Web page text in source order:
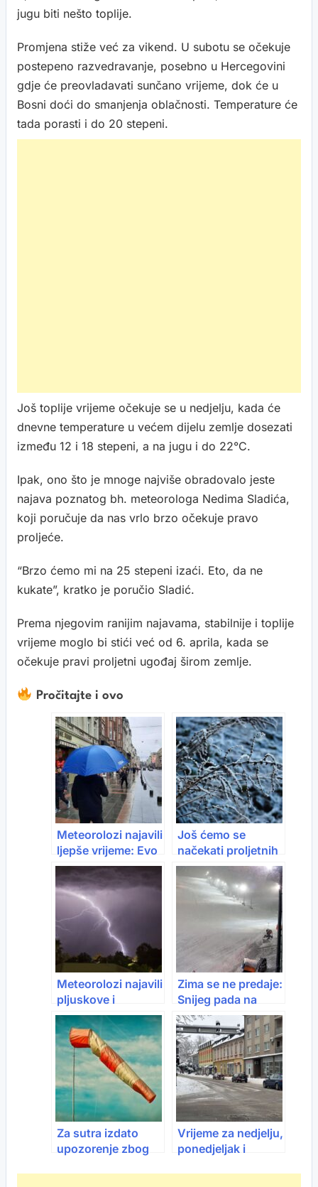
jugu biti nešto toplije.
Promjena stiže već za vikend. U subotu se očekuje
postepeno razvedravanje, posebno u Hercegovini
gdje će preovladavati sunčano vrijeme, dok će u
Bosni doći do smanjenja oblačnosti. Temperature će
tada porasti i do 20 stepeni.
Još toplije vrijeme očekuje se u nedjelju, kada će
dnevne temperature u većem dijelu zemlje dosezati
između 12 i 18 stepeni, a na jugu i do 22°C.
Ipak, ono što je mnoge najviše obradovalo jeste
najava poznatog bh. meteorologa Nedima Sladića,
koji poručuje da nas vrlo brzo očekuje pravo
proljeće.
“Brzo ćemo mi na 25 stepeni izaći. Eto, da ne
kukate”, kratko je poručio Sladić.
Prema njegovim ranijim najavama, stabilnije i toplije
vrijeme moglo bi stići već od 6. aprila, kada se
očekuje pravi proljetni ugođaj širom zemlje.
Pročitajte i ovo
Meteorolozi najavili
ljepše vrijeme: Evo
kada prestaju
padavine
Još ćemo se
načekati proljetnih
dana: Objavljena
vremenska
prognoza za
naredne dvije
sedmice
Meteorolozi najavili
pljuskove i
grmljavinu: Vikend
donosi smirivanje
vremena
Zima se ne predaje:
Snijeg pada na
Bjelašnici
Za sutra izdato
upozorenje zbog
Vrijeme za nedjelju,
ponedjeljak i